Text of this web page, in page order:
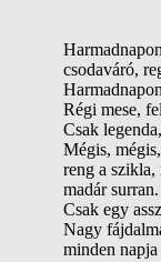
csodaváró,
Régi mese,
Csak
Mégis,
reng a
madár
Csak egy
Nagy
minden